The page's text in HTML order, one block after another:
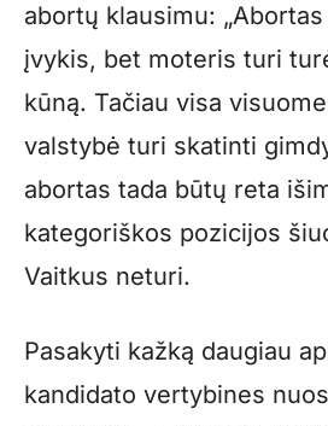
abortų klausimu:
įvykis, bet moteris turi
kūną. Tačiau visa
valstybė turi skatinti
abortas tada būtų reta
kategoriškos pozicijos
Vaitkus neturi.
Pasakyti kažką daugiau
kandidato vertybines